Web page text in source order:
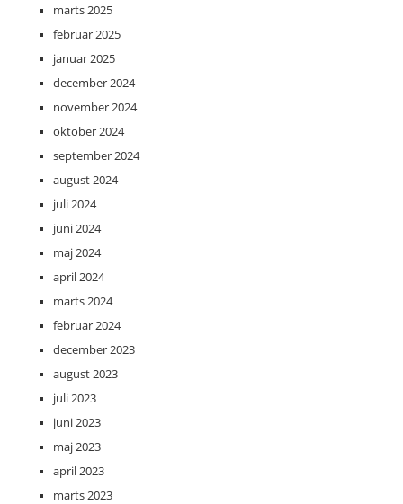
marts 2025
februar 2025
januar 2025
december 2024
november 2024
oktober 2024
september 2024
august 2024
juli 2024
juni 2024
maj 2024
april 2024
marts 2024
februar 2024
december 2023
august 2023
juli 2023
juni 2023
maj 2023
april 2023
marts 2023